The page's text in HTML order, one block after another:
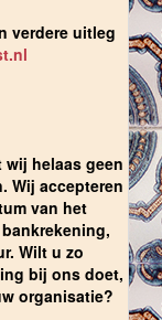
verdere uitleg
helaas geen
Wij accepteren
van het
Wilt u zo
bij ons doet,
organisatie?